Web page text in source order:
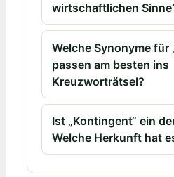
wirtschaftlichen
Welche Synonyme für
passen am besten ins
Kreuzworträtsel?
Ist „Kontingent“ ein
Welche Herkunft hat